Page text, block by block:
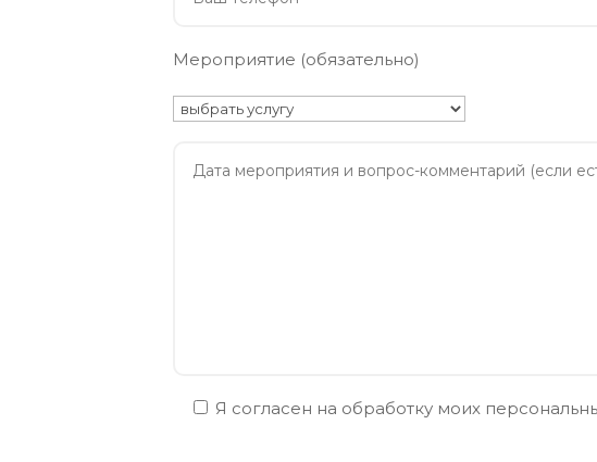
Мероприятие (обязательно)
Я согласен на обработку моих